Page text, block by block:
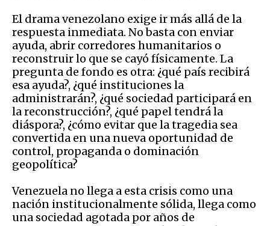
El drama venezolano exige ir más allá de la
respuesta inmediata. No basta con enviar
ayuda, abrir corredores humanitarios o
reconstruir lo que se cayó físicamente. La
pregunta de fondo es otra: ¿qué país recibirá
esa ayuda?, ¿qué instituciones la
administrarán?, ¿qué sociedad participará en
la reconstrucción?, ¿qué papel tendrá la
diáspora?, ¿cómo evitar que la tragedia sea
convertida en una nueva oportunidad de
control, propaganda o dominación
geopolítica?
Venezuela no llega a esta crisis como una
nación institucionalmente sólida, llega como
una sociedad agotada por años de